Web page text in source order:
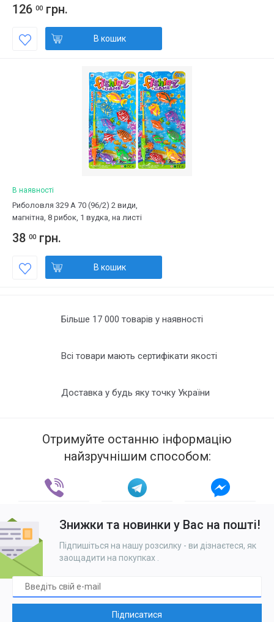
126 00 грн.
В кошик
В наявності
Риболовля 329 A 70 (96/2) 2 види,
магнітна, 8 рибок, 1 вудка, на листі
38 00 грн.
В кошик
Більше 17 000 товарів у наявності
Всі товари мають сертифікати якості
Доставка у будь яку точку України
Отримуйте останню інформацію
найзручнішим способом:
Знижки та новинки у Вас на пошті!
Підпишіться на нашу розсилку - ви дізнаєтеся, як
заощадити на покупках
Підписатися